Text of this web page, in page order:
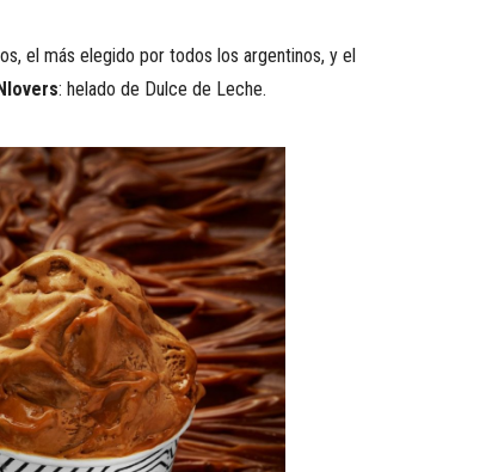
el más elegido por todos los argentinos, y el
: helado de Dulce de Leche.